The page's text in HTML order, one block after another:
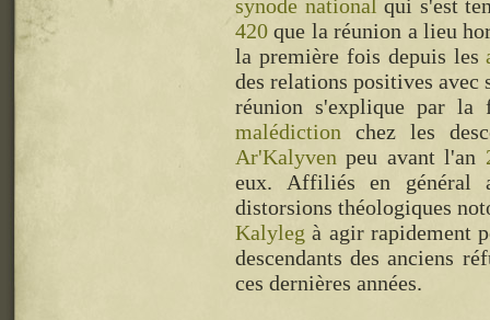
synode national qui s'est
420 que la réunion a lieu
la première fois depuis les
des relations positives avec
réunion s'explique par la
malédiction chez les
Ar'Kalyven peu avant l'an
eux. Affiliés en
distorsions théologiques
Kalyleg à agir rapidement
descendants des anciens
ces dernières années.